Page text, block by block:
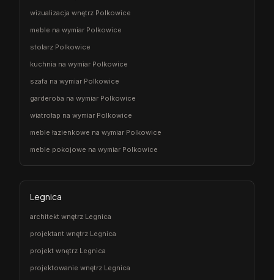
wizualizacja wnętrz Polkowice
meble na wymiar Polkowice
stolarz Polkowice
kuchnia na wymiar Polkowice
szafa na wymiar Polkowice
garderoba na wymiar Polkowice
wiatrołap na wymiar Polkowice
meble łazienkowe na wymiar Polkowice
meble pokojowe na wymiar Polkowice
Legnica
architekt wnętrz Legnica
projektant wnętrz Legnica
projekt wnętrz Legnica
projektowanie wnętrz Legnica